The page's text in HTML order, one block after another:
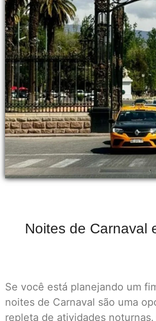
Noites de Carnaval
Se você está planejando um
noites de Carnaval são uma
repleta de atividades